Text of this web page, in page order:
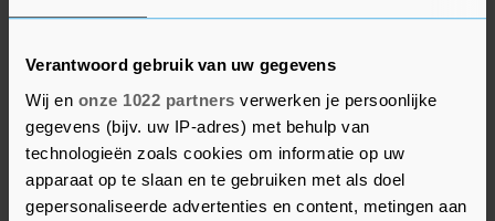
Verantwoord gebruik van uw gegevens
Wij en onze 1022 partners verwerken je persoonlijke
gegevens (bijv. uw IP-adres) met behulp van
technologieën zoals cookies om informatie op uw
apparaat op te slaan en te gebruiken met als doel
gepersonaliseerde advertenties en content, metingen aan